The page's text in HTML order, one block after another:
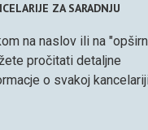
ZA SARADNJU
na naslov ili na
pročitati detaljne
o svakoj